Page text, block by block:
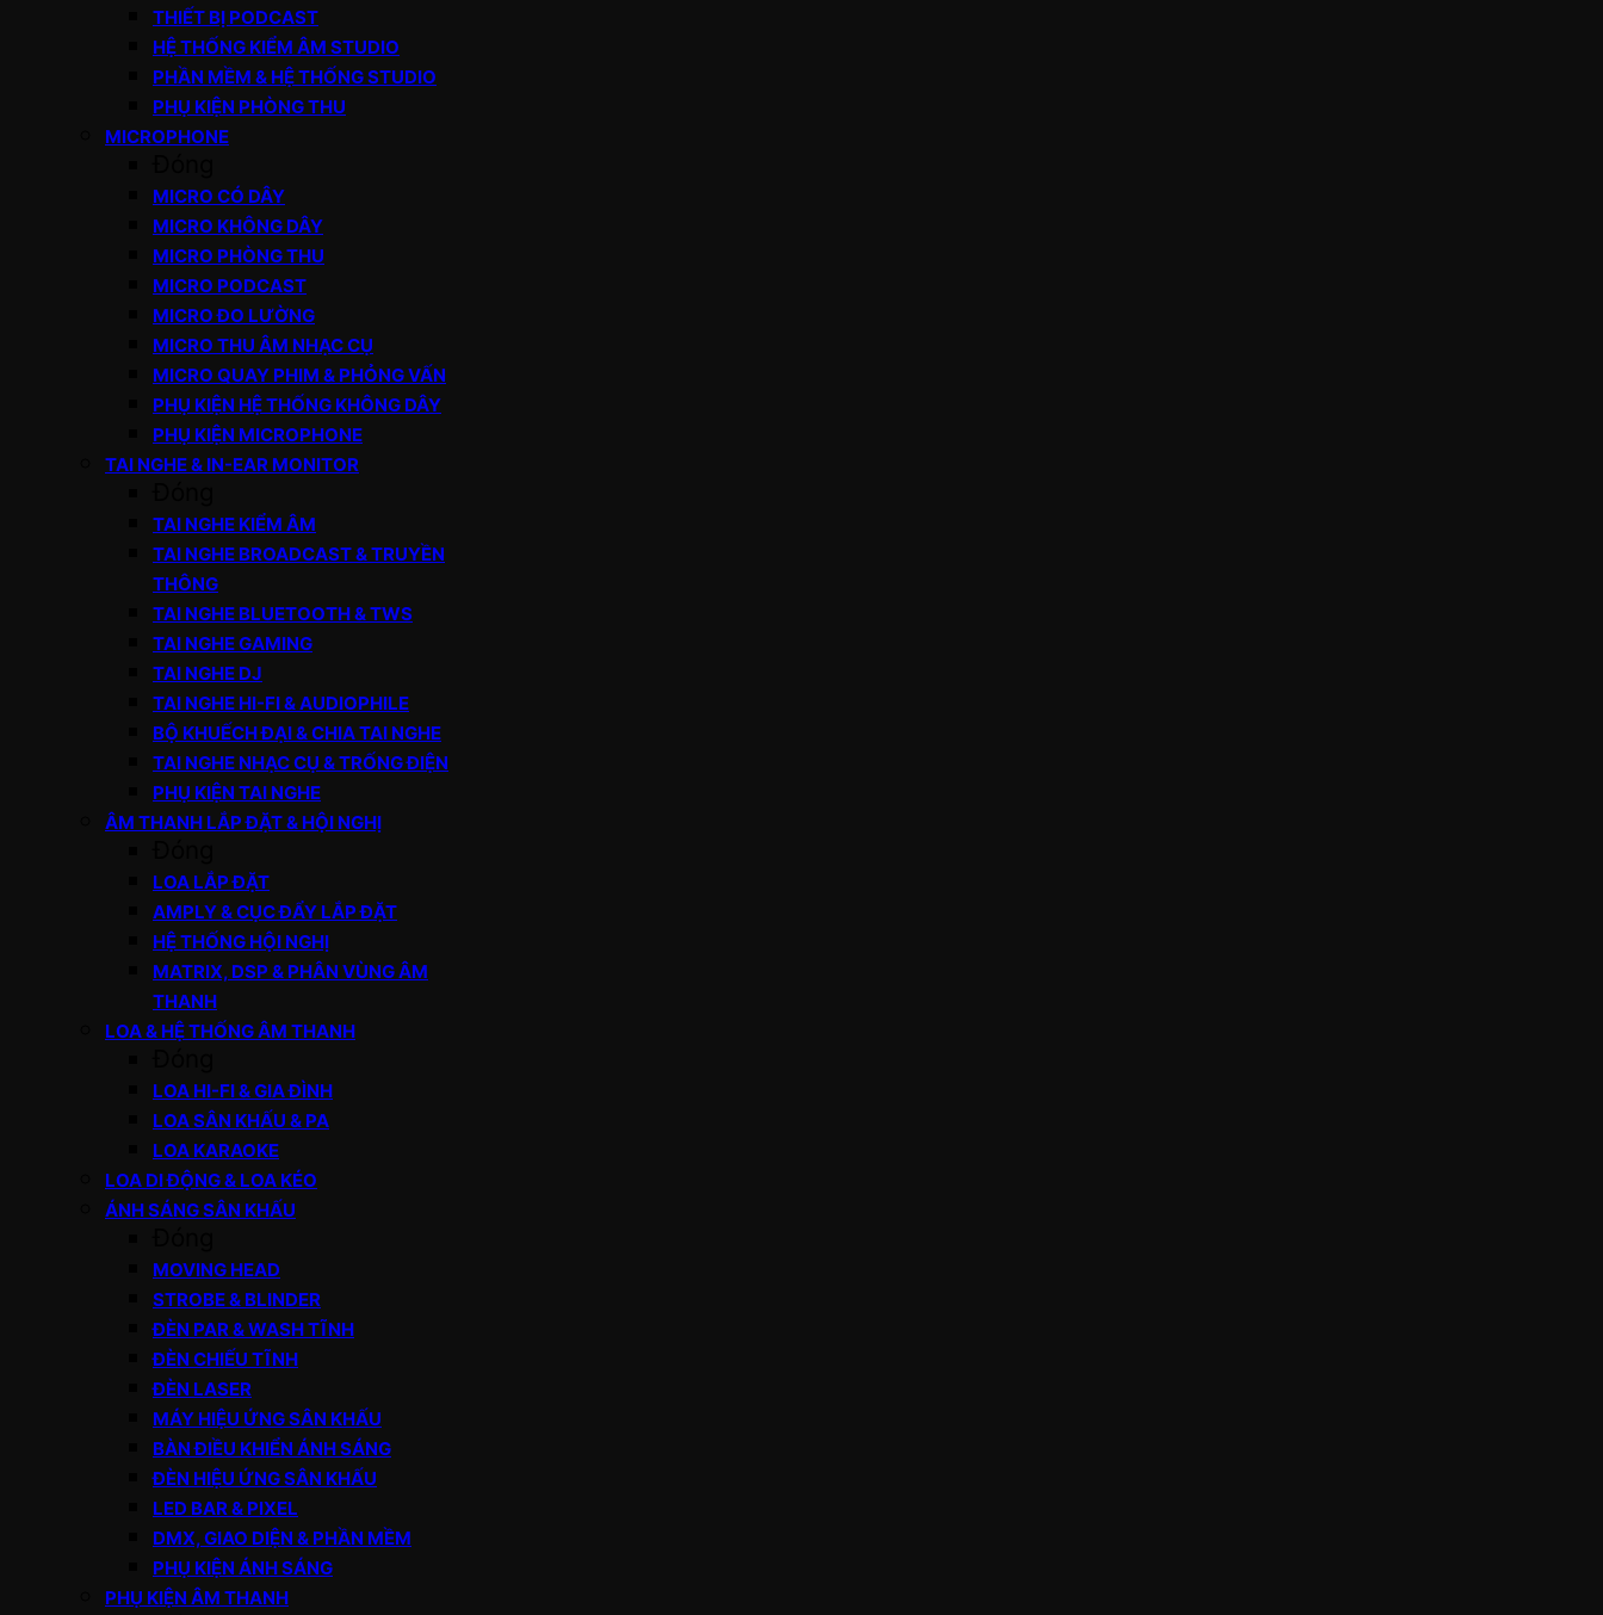
THIẾT BỊ PODCAST
HỆ THỐNG KIỂM ÂM STUDIO
PHẦN MỀM & HỆ THỐNG STUDIO
PHỤ KIỆN PHÒNG THU
MICROPHONE
MICRO CÓ DÂY
MICRO KHÔNG DÂY
MICRO PHÒNG THU
MICRO PODCAST
MICRO ĐO LƯỜNG
MICRO THU ÂM NHẠC CỤ
MICRO QUAY PHIM & PHỎNG VẤN
PHỤ KIỆN HỆ THỐNG KHÔNG DÂY
PHỤ KIỆN MICROPHONE
TAI NGHE & IN-EAR MONITOR
TAI NGHE KIỂM ÂM
TAI NGHE BROADCAST & TRUYỀN
THÔNG
TAI NGHE BLUETOOTH & TWS
TAI NGHE GAMING
TAI NGHE DJ
TAI NGHE HI-FI & AUDIOPHILE
BỘ KHUẾCH ĐẠI & CHIA TAI NGHE
TAI NGHE NHẠC CỤ & TRỐNG ĐIỆN
PHỤ KIỆN TAI NGHE
ÂM THANH LẮP ĐẶT & HỘI NGHỊ
LOA LẮP ĐẶT
AMPLY & CỤC ĐẨY LẮP ĐẶT
HỆ THỐNG HỘI NGHỊ
MATRIX, DSP & PHÂN VÙNG ÂM
THANH
LOA & HỆ THỐNG ÂM THANH
LOA HI-FI & GIA ĐÌNH
LOA SÂN KHẤU & PA
LOA KARAOKE
LOA DI ĐỘNG & LOA KÉO
ÁNH SÁNG SÂN KHẤU
MOVING HEAD
STROBE & BLINDER
ĐÈN PAR & WASH TĨNH
ĐÈN CHIẾU TĨNH
ĐÈN LASER
MÁY HIỆU ỨNG SÂN KHẤU
BÀN ĐIỀU KHIỂN ÁNH SÁNG
ĐÈN HIỆU ỨNG SÂN KHẤU
LED BAR & PIXEL
DMX, GIAO DIỆN & PHẦN MỀM
PHỤ KIỆN ÁNH SÁNG
PHỤ KIỆN ÂM THANH